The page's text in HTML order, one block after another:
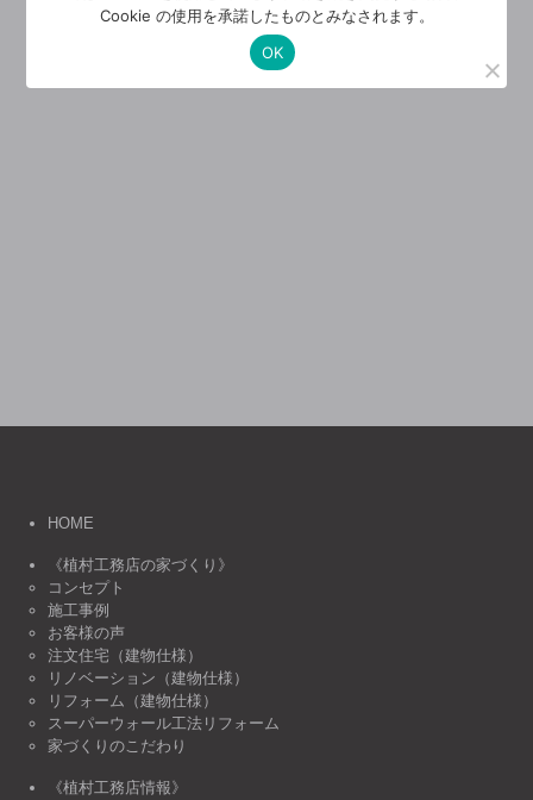
HOME
《植村工務店の家づくり》
コンセプト
施工事例
お客様の声
注文住宅（建物仕様）
リノベーション（建物仕様）
リフォーム（建物仕様）
スーパーウォール工法リフォーム
家づくりのこだわり
《植村工務店情報》
Cookie の使用を承諾したものとみなされます。
OK